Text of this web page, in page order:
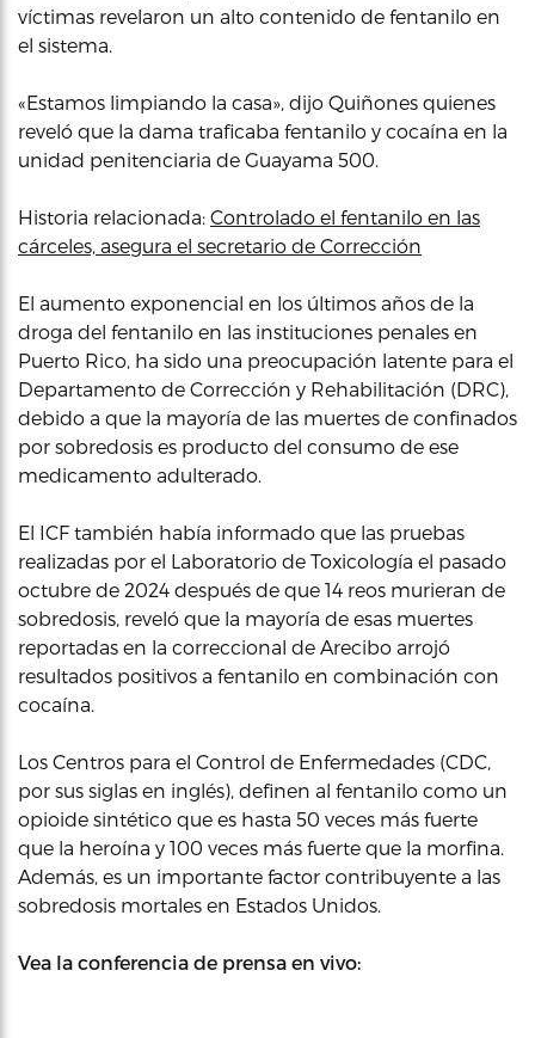
víctimas revelaron un alto contenido de fentanilo en
el sistema.
«Estamos limpiando la casa», dijo Quiñones quienes
reveló que la dama traficaba fentanilo y cocaína en la
unidad penitenciaria de Guayama 500.
Historia relacionada: Controlado el fentanilo en las
cárceles, asegura el secretario de Corrección
El aumento exponencial en los últimos años de la
droga del fentanilo en las instituciones penales en
Puerto Rico, ha sido una preocupación latente para el
Departamento de Corrección y Rehabilitación (DRC),
debido a que la mayoría de las muertes de confinados
por sobredosis es producto del consumo de ese
medicamento adulterado.
El ICF también había informado que las pruebas
realizadas por el Laboratorio de Toxicología el pasado
octubre de 2024 después de que 14 reos murieran de
sobredosis, reveló que la mayoría de esas muertes
reportadas en la correccional de Arecibo arrojó
resultados positivos a fentanilo en combinación con
cocaína.
Los Centros para el Control de Enfermedades (CDC,
por sus siglas en inglés), definen al fentanilo como un
opioide sintético que es hasta 50 veces más fuerte
que la heroína y 100 veces más fuerte que la morfina.
Además, es un importante factor contribuyente a las
sobredosis mortales en Estados Unidos.
Vea la conferencia de prensa en vivo: